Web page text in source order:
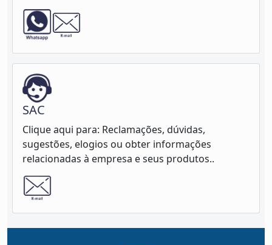
SAC
Clique aqui para: Reclamações, dúvidas,
sugestões, elogios ou obter informações
relacionadas à empresa e seus produtos..